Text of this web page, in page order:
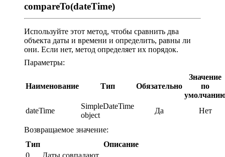
compareTo(dateTime)
Используйте этот метод, чтобы сравнить два
объекта даты и времени и определить, равны ли
они. Если нет, метод определяет их порядок.
Параметры:
Наименование Тип Обязательно
Значение
по
dateTime
SimpleDateTime
object
Да Нет
Возвращаемое значение:
Тип
Описание
0
Даты совпадают.